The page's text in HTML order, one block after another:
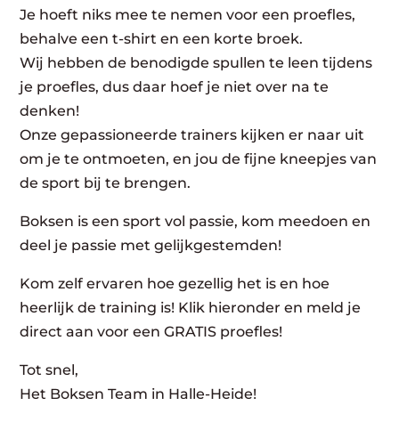
Je hoeft niks mee te nemen voor een proefles,
behalve een t-shirt en een korte broek.
Wij hebben de benodigde spullen te leen tijdens
je proefles, dus daar hoef je niet over na te
denken!
Onze gepassioneerde trainers kijken er naar uit
om je te ontmoeten, en jou de fijne kneepjes van
de sport bij te brengen.
Boksen is een sport vol passie, kom meedoen en
deel je passie met gelijkgestemden!
Kom zelf ervaren hoe gezellig het is en hoe
heerlijk de training is! Klik hieronder en meld je
direct aan voor een GRATIS proefles!
Tot snel,
Het Boksen Team in Halle-Heide!